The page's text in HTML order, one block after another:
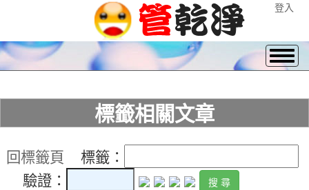
登入
標籤相關文章
回標籤頁 標籤：
驗證：